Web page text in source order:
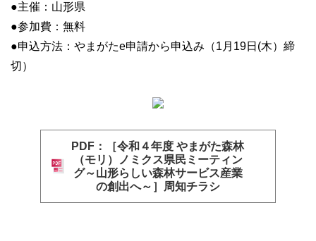
●主催：山形県
●参加費：無料
●申込方法：やまがたe申請から申込み（1月19日(木）締
切）
PDF：［令和４年度 やまがた森林
（モリ）ノミクス県民ミーティン
グ～山形らしい森林サービス産業
の創出へ～］周知チラシ